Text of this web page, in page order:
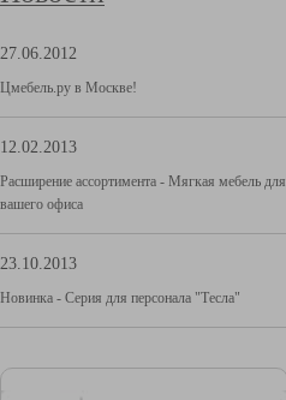
27.06.2012
Цмебель.ру в Москве!
12.02.2013
Расширение ассортимента - Мягкая мебель для
вашего офиса
23.10.2013
Новинка - Серия для персонала "Тесла"